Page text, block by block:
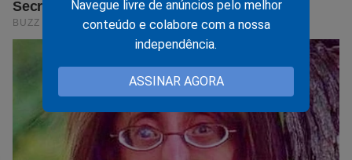
Navegue livre de anúncios pelo melhor
conteúdo e colabore com a nossa
independência.
ASSINAR AGORA